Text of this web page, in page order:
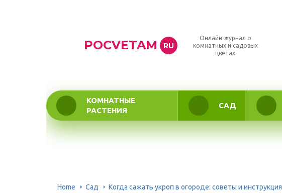
POCVETAM RU
Онлайн-журнал о
комнатных и садовых
цветах
КОМНАТНЫЕ
РАСТЕНИЯ
САД
Home Сад Когда сажать укроп в огороде: советы и инструкция